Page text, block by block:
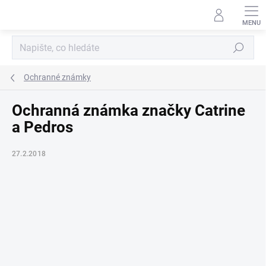
Hledat
Ochranné známky
Ochranná známka značky Catrine
a Pedros
27.2.2018